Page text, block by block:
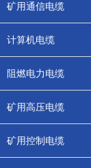
矿用通信电缆
计算机电缆
阻燃电力电缆
矿用高压电缆
矿用控制电缆